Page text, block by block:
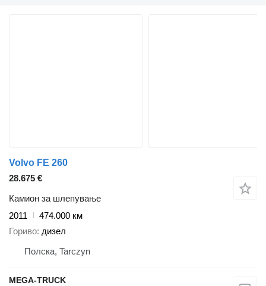
Volvo FE 260
28.675 €
Камион за шлепување
2011
474.000 км
Гориво дизел
Полска, Tarczyn
MEGA-TRUCK